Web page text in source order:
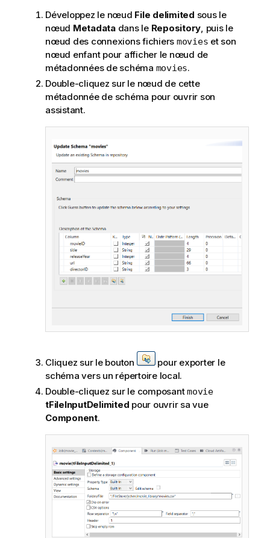
Développez le nœud File delimited sous le
nœud Metadatadans le Repository, puis le
nœud des connexions fichiers movies et son
nœud enfant pour afficher le nœud de
métadonnées de schéma movies.
Double-cliquez sur le nœud de cette
métadonnée de schéma pour ouvrir son
assistant.
Cliquez sur le bouton
pour exporter le
schéma vers un répertoire local.
Double-cliquez sur le composantmovie
tFileInputDelimited pour ouvrir sa vue
Component.